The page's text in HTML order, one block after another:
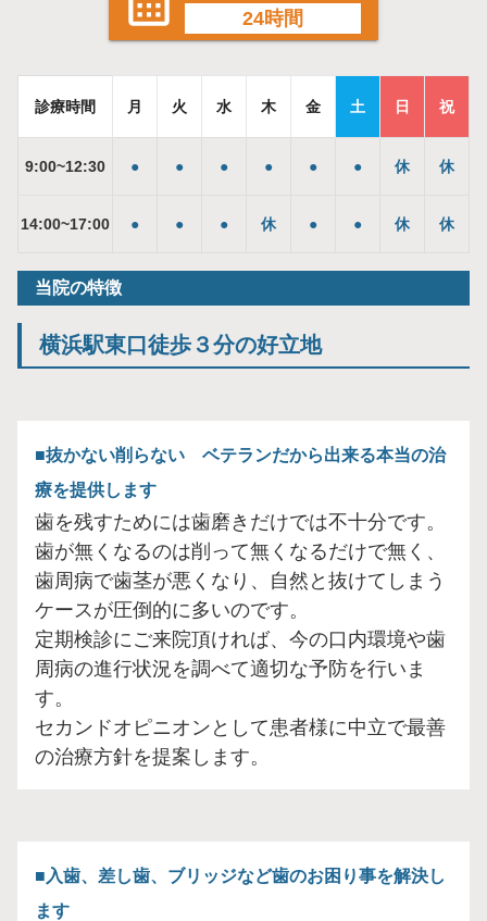
24時間
診療時間 月 火 水 木 金 土 日 祝
9:00~12:30 ● ● ● ● ● ● 休 休
14:00~17:00 ● ● ● 休 ● ● 休 休
当院の特徴
横浜駅東口徒歩３分の好立地
抜かない削らない ベテランだから出来る本当の治
療を提供します
歯を残すためには歯磨きだけでは不十分です。
歯が無くなるのは削って無くなるだけで無く、
歯周病で歯茎が悪くなり、自然と抜けてしまう
ケースが圧倒的に多いのです。
定期検診にご来院頂ければ、今の口内環境や歯
周病の進行状況を調べて適切な予防を行いま
す。
セカンドオピニオンとして患者様に中立で最善
の治療方針を提案します。
入歯、差し歯、ブリッジなど歯のお困り事を解決し
ます